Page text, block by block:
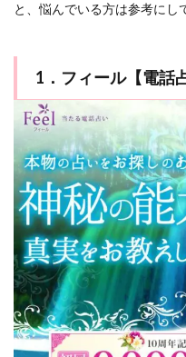
と、悩んでいる方は参考にし
1．フィール【電話